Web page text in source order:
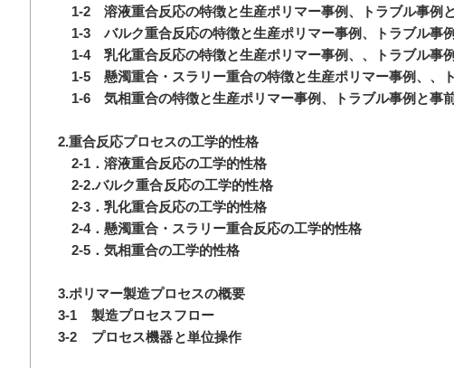
1-2 溶液重合反応の特徴と生産ポリマー事例、トラブル事例
1-3 バルク重合反応の特徴と生産ポリマー事例、トラブル事
1-4 乳化重合反応の特徴と生産ポリマー事例、、トラブル事
1-5 懸濁重合・スラリー重合の特徴と生産ポリマー事例、、
1-6 気相重合の特徴と生産ポリマー事例、トラブル事例と事
2.重合反応プロセスの工学的性格
2-1．溶液重合反応の工学的性格
2-2.バルク重合反応の工学的性格
2-3．乳化重合反応の工学的性格
2-4．懸濁重合・スラリー重合反応の工学的性格
2-5．気相重合の工学的性格
3.ポリマー製造プロセスの概要
3-1 製造プロセスフロー
3-2 プロセス機器と単位操作